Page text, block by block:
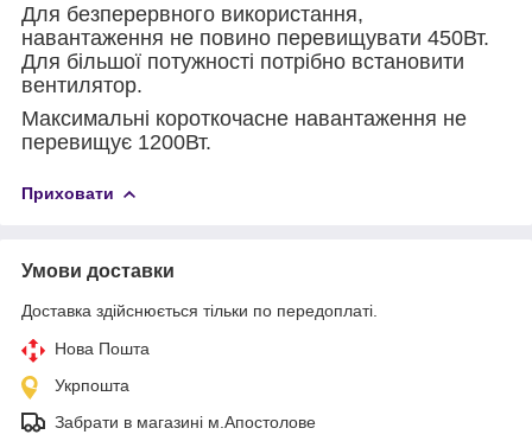
Для безперервного використання,
навантаження не повино перевищувати 450Вт.
Для більшої потужності потрібно встановити
вентилятор.
Максимальні короткочасне навантаження не
перевищує 1200Вт.
Приховати
Умови доставки
Доставка здійснюється тільки по передоплаті.
Нова Пошта
Укрпошта
Забрати в магазині м.Апостолове